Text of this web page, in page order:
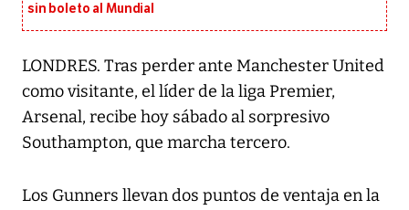
sin boleto al Mundial
LONDRES. Tras perder ante Manchester United
como visitante, el líder de la liga Premier,
Arsenal, recibe hoy sábado al sorpresivo
Southampton, que marcha tercero.
Los Gunners llevan dos puntos de ventaja en la